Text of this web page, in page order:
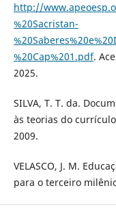
http://
%20Sacristan-
%20Cap%201.pdf.
2025.
SILVA, T. T. da.
às teorias do
2009.
VELASCO, J. M.
para o terceiro